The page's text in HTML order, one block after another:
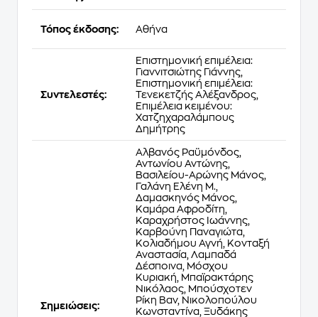
Τόπος έκδοσης: Αθήνα
Συντελεστές:
Επιστημονική επιμέλεια:
Γιαννιτσιώτης Γιάννης,
Επιστημονική επιμέλεια:
Τενεκετζής Αλέξανδρος,
Επιμέλεια κειμένου:
Χατζηχαραλάμπους
Δημήτρης
Σημειώσεις:
Αλβανός Ραϋμόνδος,
Αντωνίου Αντώνης,
Βασιλείου-Αρώνης Μάνος,
Γαλάνη Ελένη Μ.,
Δαμασκηνός Μάνος,
Καμάρα Αφροδίτη,
Καραχρήστος Ιωάννης,
Καρβούνη Παναγιώτα,
Κολιαδήμου Αγνή, Κονταξή
Αναστασία, Λαμπαδά
Δέσποινα, Μόσχου
Κυριακή, Μπαϊρακτάρης
Νικόλαος, Μπούσχοτεν
Ρίκη Βαν, Νικολοπούλου
Κωνσταντίνα, Ξυδάκης